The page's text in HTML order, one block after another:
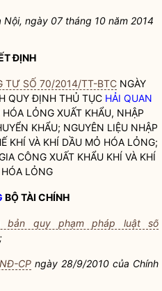
Nội, ngày 07 tháng 10 năm 2014
ĐỊNH
TƯ SỐ 70/2014/TT-BTCNGÀY
QUY ĐỊNH THỦ TỤC HẢI QUAN
LỎNG XUẤT KHẨU, NHẬP
KHẨU; NGUYÊN LIỆU NHẬP
KHÍ VÀ KHÍ DẦU MỎ HÓA LỎNG;
CÔNG XUẤT KHẨU KHÍ VÀ KHÍ
LỎNG
BỘ TÀI CHÍNH
bản quy phạm pháp luật số
CP ngày 28/9/2010 của Chính